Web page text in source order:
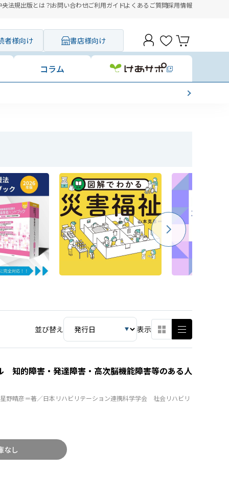
央法規出版とは？お問い合わせご利用ガイドよくあるご質問採用情報
者様向け 書店様向け
コラム
並び替え 表示
知的障害・発達障害・高次脳機能障害等のある人
野晴彦＝著／日本リハビリテーション連携科学学会 社会リハビリ
なし